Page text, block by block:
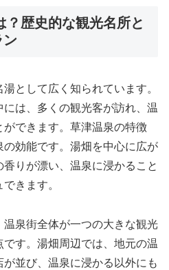
？歴史的な観光名所と
ン
として広く知られています。
は、多くの観光客が訪れ、温
できます。草津温泉の特徴
効能です。湯畑を中心に広が
りが漂い、温泉に浸かること
きます。
泉街全体が一つの大きな観光
す。湯畑周辺では、地元の温
並び、温泉に浸かる以外にも